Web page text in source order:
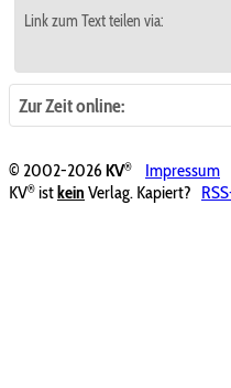
Link zum Text teilen via:
Zur Zeit online:
© 2002-2026KV® Impressum
KV® ist kein Verlag. Kapiert?